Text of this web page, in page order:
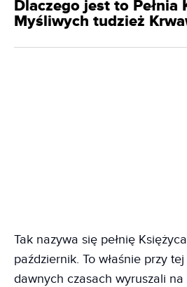
Dlaczego jest to Pełnia
Myśliwych tudzież
Tak nazywa się pełnię
październik. To właśnie przy
dawnych czasach wyruszali